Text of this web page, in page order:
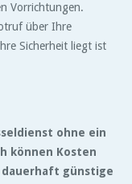
Vorrichtungen.
über Ihre
Sicherheit liegt ist
ohne ein
können Kosten
günstige